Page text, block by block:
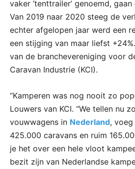
vaker ‘tenttrailer’ genoemd,
Van 2019 naar 2020 steeg de
echter afgelopen jaar werd een
een stijging van maar liefst
van de branchevereniging voor
Caravan Industrie (KCI).
“Kamperen was nog nooit zo
Louwers van KCI. “We tellen nu
vouwwagens in Nederland,
425.000 caravans en ruim
je het over een hele vloot
bezit zijn van Nederlandse